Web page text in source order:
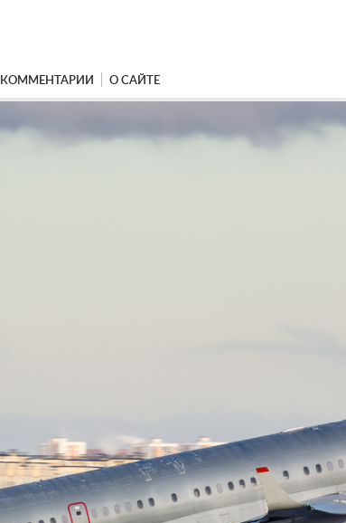
КОММЕНТАРИИ О САЙТЕ